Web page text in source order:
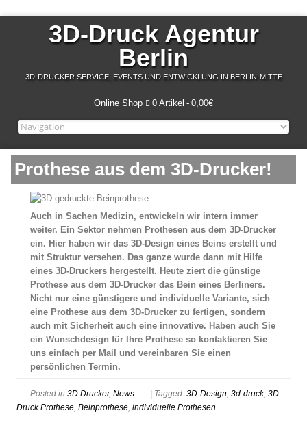
3D-Druck Agentur
Berlin
3D-DRUCKER SERVICE, EVENTS UND ENTWICKLUNG IN BERLIN-MITTE
Online Shop 0 Artikel 0,00€
Prothese aus dem 3D-Drucker!
Auch in Sachen Medizin, entwickeln wir intern immer
weiter. Ein Sektor nehmen Prothesen aus dem 3D-Drucker
ein. Hier haben wir das 3D-Design eines Beins erstellt und
mit Struktur versehen. Das ganze wurde dann mit Hilfe
eines 3D-Druckers hergestellt. Heute ziert die günstige
Prothese aus dem 3D-Drucker das Bein eines Berliners.
Nicht nur eine günstigere und individuelle Variante, sich
eine Prothese aus dem 3D-Drucker zu fertigen, sondern
auch mit Sicherheit auch eine innovative. Haben auch Sie
ein Wunschdesign für Ihre Prothese so kontaktieren Sie
uns einfach per Mail und vereinbaren Sie einen
persönlichen Termin.
Posted in 3D Drucker, News | Tagged: 3D-Design, 3d-druck, 3D-
Druck Prothese, Beinprothese, individuelle Prothesen